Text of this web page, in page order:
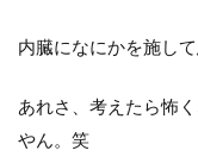
内臓になにかを施し
あれさ、考えたら怖
やん。笑